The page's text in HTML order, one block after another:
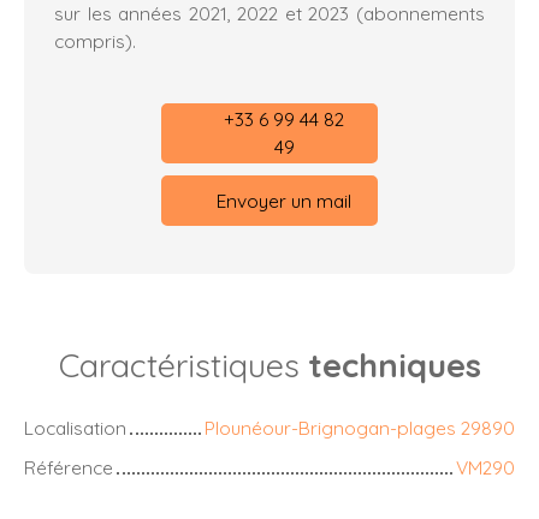
sur les années 2021, 2022 et 2023 (abonnements
compris).
+33 6 99 44 82
49
Envoyer un mail
Caractéristiques techniques
Localisation
Plounéour-Brignogan-plages 29890
Référence
VM290